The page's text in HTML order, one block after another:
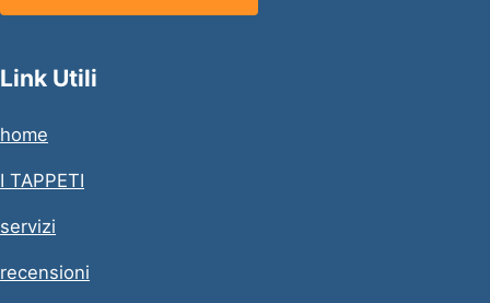
Link Utili
home
I TAPPETI
servizi
recensioni